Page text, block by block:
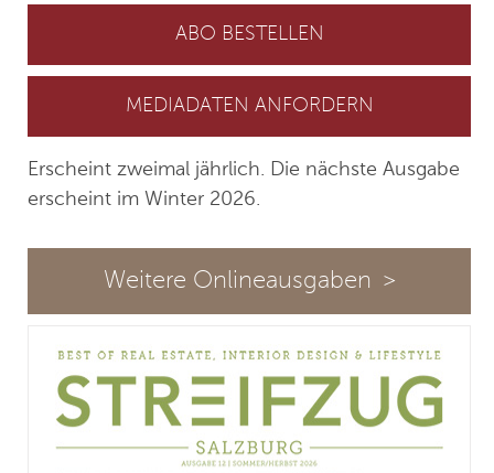
ABO BESTELLEN
MEDIADATEN ANFORDERN
Erscheint zweimal jährlich. Die nächste Ausgabe
erscheint im Winter 2026.
Weitere Onlineausgaben